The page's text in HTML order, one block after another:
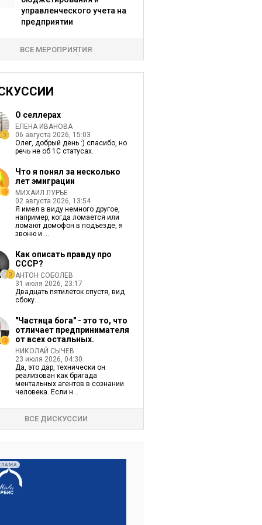
управленческого учета на
предприятии
ВСЕ МЕРОПРИЯТИЯ
О селлерах
ЕЛЕНА ИВАНОВА
06 августа 2026, 15:03
Олег, добрый день :) спасибо, но
речь не об 1С статусах.
Что я понял за несколько
лет эмиграции
МИХАИЛ ЛУРЬЕ
02 августа 2026, 13:54
Я имел в виду немного другое,
например, когда ломается или
ломают домофон в подъезде, я
звоню и ...
Как описать правду про
СССР?
АНТОН СОБОЛЕВ
31 июля 2026, 23:17
Двадцать пятилеток спустя, вид
сбоку...
"Частица бога" - это то, что
отличает предпринимателя
от всех остальных.
НИКОЛАЙ СЫЧЕВ
23 июля 2026, 04:30
Да, это дар, технически он
реализован как бригада
ментальных агентов в сознании
человека. Если н...
ВСЕ ДИСКУССИИ